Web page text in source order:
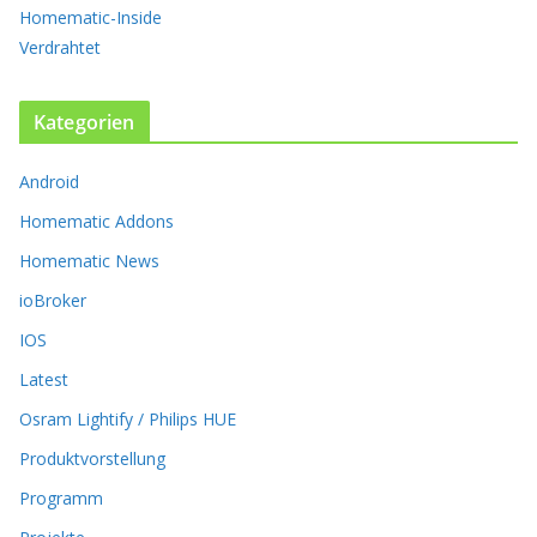
n
u
.
e
p
t
o
n
n
k
n
e
Homematic-Inside
Verdrahtet
Kategorien
Android
Homematic Addons
Homematic News
ioBroker
IOS
Latest
Osram Lightify / Philips HUE
Produktvorstellung
Programm